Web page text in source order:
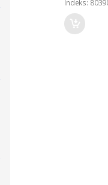
Indeks: